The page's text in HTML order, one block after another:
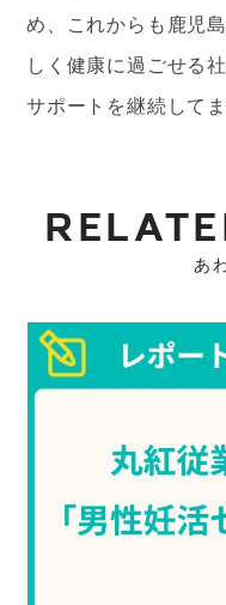
め、これからも鹿児
しく健康に過ごせる
サポートを継続してま
あ